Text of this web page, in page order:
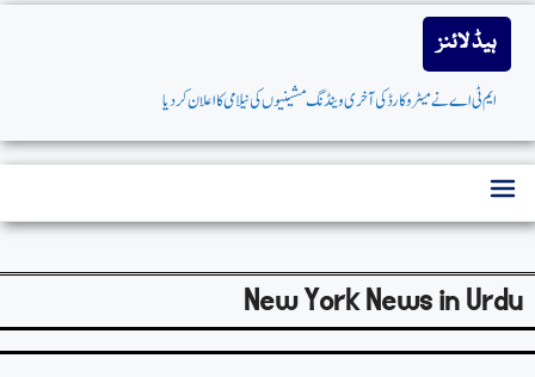
ہیڈ لائنز
ایم ٹی اے نےمیٹروکارڈکی آخری وینڈنگ مشینیوں کی نیلامی کااعلان کردیا
New York News in Urdu